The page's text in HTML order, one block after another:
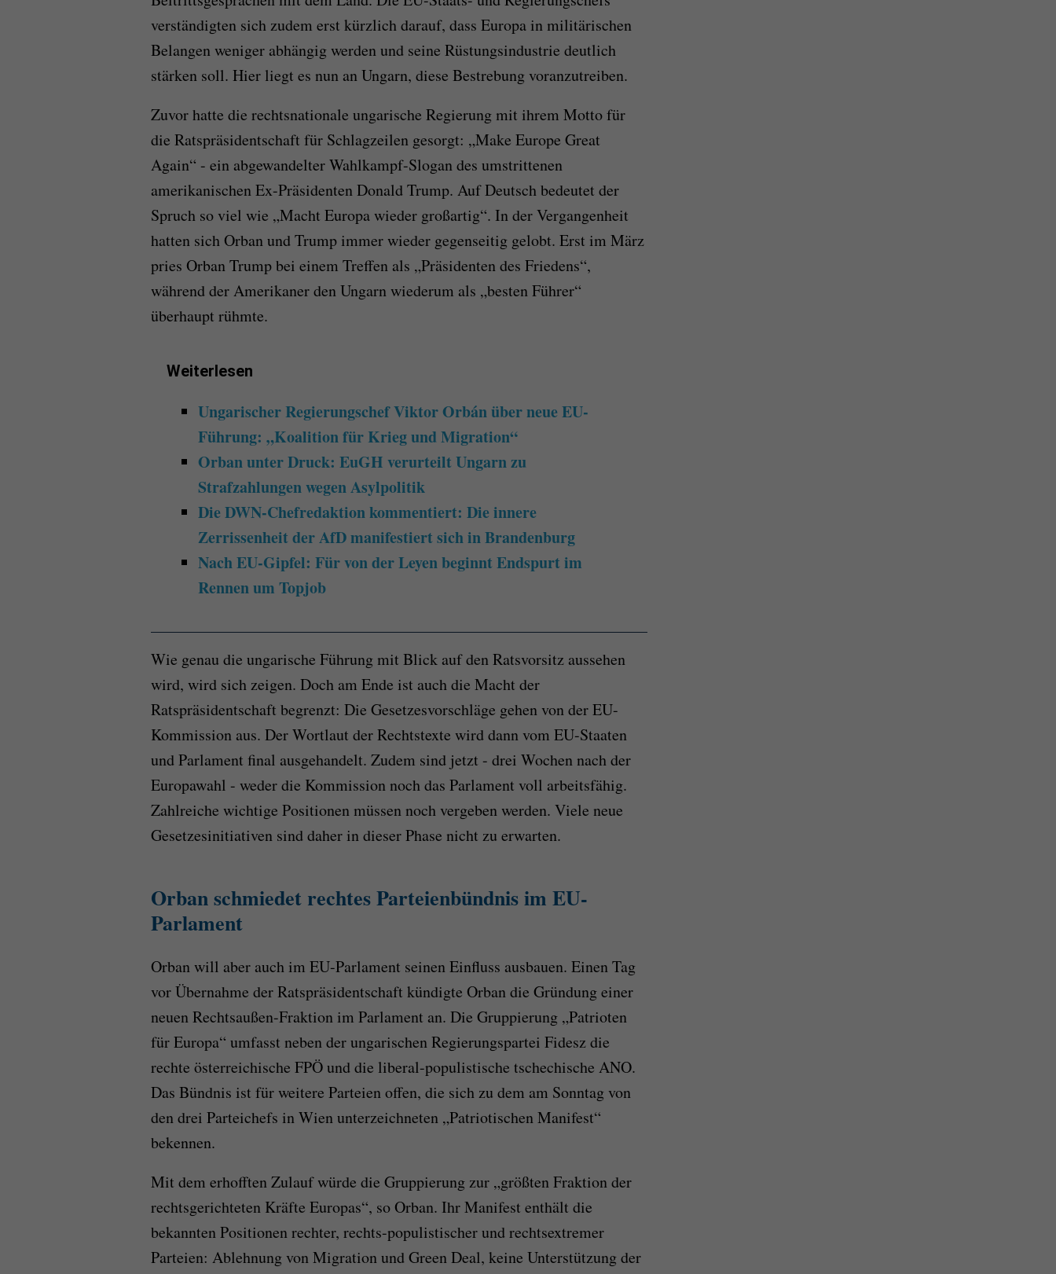
verständigten sich zudem erst kürzlich darauf, dass Europa in militärischen
Belangen weniger abhängig werden und seine Rüstungsindustrie deutlich
stärken soll. Hier liegt es nun an Ungarn, diese Bestrebung voranzutreiben.
Zuvor hatte die rechtsnationale ungarische Regierung mit ihrem Motto für
die Ratspräsidentschaft für Schlagzeilen gesorgt: „Make Europe Great
Again“ - ein abgewandelter Wahlkampf-Slogan des umstrittenen
amerikanischen Ex-Präsidenten Donald Trump. Auf Deutsch bedeutet der
Spruch so viel wie „Macht Europa wieder großartig“. In der Vergangenheit
hatten sich Orban und Trump immer wieder gegenseitig gelobt. Erst im März
pries Orban Trump bei einem Treffen als „Präsidenten des Friedens“,
während der Amerikaner den Ungarn wiederum als „besten Führer“
überhaupt rühmte.
Weiterlesen
Ungarischer Regierungschef Viktor Orbán über neue EU-
Führung: „Koalition für Krieg und Migration“
Orban unter Druck: EuGH verurteilt Ungarn zu
Strafzahlungen wegen Asylpolitik
Die DWN-Chefredaktion kommentiert: Die innere
Zerrissenheit der AfD manifestiert sich in Brandenburg
Nach EU-Gipfel: Für von der Leyen beginnt Endspurt im
Rennen um Topjob
Wie genau die ungarische Führung mit Blick auf den Ratsvorsitz aussehen
wird, wird sich zeigen. Doch am Ende ist auch die Macht der
Ratspräsidentschaft begrenzt: Die Gesetzesvorschläge gehen von der EU-
Kommission aus. Der Wortlaut der Rechtstexte wird dann vom EU-Staaten
und Parlament final ausgehandelt. Zudem sind jetzt - drei Wochen nach der
Europawahl - weder die Kommission noch das Parlament voll arbeitsfähig.
Zahlreiche wichtige Positionen müssen noch vergeben werden. Viele neue
Gesetzesinitiativen sind daher in dieser Phase nicht zu erwarten.
Orban schmiedet rechtes Parteienbündnis im EU-
Parlament
Orban will aber auch im EU-Parlament seinen Einfluss ausbauen. Einen Tag
vor Übernahme der Ratspräsidentschaft kündigte Orban die Gründung einer
neuen Rechtsaußen-Fraktion im Parlament an. Die Gruppierung „Patrioten
für Europa“ umfasst neben der ungarischen Regierungspartei Fidesz die
rechte österreichische FPÖ und die liberal-populistische tschechische ANO.
Das Bündnis ist für weitere Parteien offen, die sich zu dem am Sonntag von
den drei Parteichefs in Wien unterzeichneten „Patriotischen Manifest“
bekennen.
Mit dem erhofften Zulauf würde die Gruppierung zur „größten Fraktion der
rechtsgerichteten Kräfte Europas“, so Orban. Ihr Manifest enthält die
bekannten Positionen rechter, rechts-populistischer und rechtsextremer
Parteien: Ablehnung von Migration und Green Deal, keine Unterstützung der